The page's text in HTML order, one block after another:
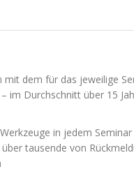
mit dem für das jeweilige
im Durchschnitt über 15
in jedem
tausende von